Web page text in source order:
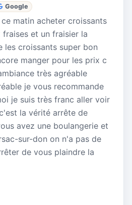
Google
matin acheter croissants
et un fraisier la
les croissants super bon
manger pour les prix c
très agréable
je vous recommande
je suis très franc aller voir
la vérité arrête de
avez une boulangerie et
sur-don on n'a pas de
de vous plaindre la